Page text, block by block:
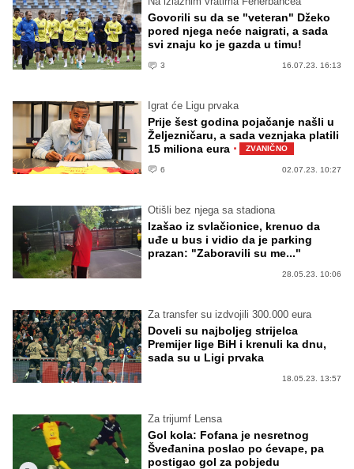
Govorili su da se "veteran" Džeko
pored njega neće naigrati, a sada
svi znaju ko je gazda u timu!
3 16.07.23. 16:13
Igrat će Ligu prvaka
Prije šest godina pojačanje našli u
Željezničaru, a sada veznjaka platili
15 miliona eura · ZVANIČNO
6 02.07.23. 10:27
Otišli bez njega sa stadiona
Izašao iz svlačionice, krenuo da
uđe u bus i vidio da je parking
prazan: "Zaboravili su me..."
28.05.23. 10:06
Za transfer su izdvojili 300.000 eura
Doveli su najboljeg strijelca
Premijer lige BiH i krenuli ka dnu,
sada su u Ligi prvaka
18.05.23. 13:57
Za trijumf Lensa
Gol kola: Fofana je nesretnog
Šveđanina poslao po ćevape, pa
postigao gol za pobjedu